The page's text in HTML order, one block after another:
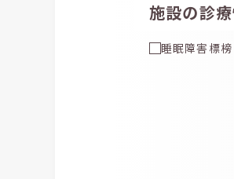
施設の診
睡眠障害標榜